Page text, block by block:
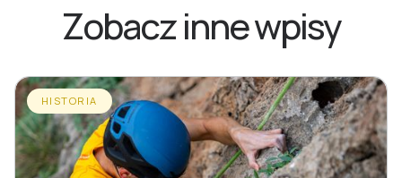
Zobacz inne wpisy
HISTORIA